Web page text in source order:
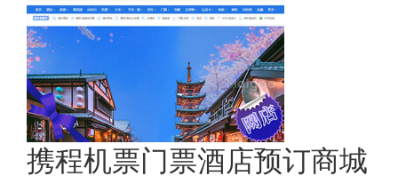
携程机票门票酒店预订商城